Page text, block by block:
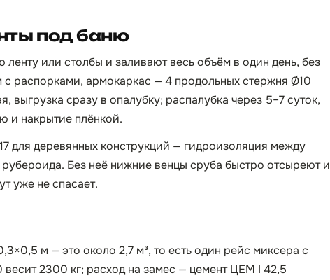
под баню
или столбы и заливают весь объём в один день, без
распорками, армокаркас — 4 продольных стержня Ø10
сразу в опалубку; распалубка через 5–7 суток,
и накрытие плёнкой.
для деревянных конструкций — гидроизоляция между
Без неё нижние венцы сруба быстро отсыреют и
уже не спасает.
м — это около 2,7 м³, то есть один рейс миксера с
весит 2300 кг; расход на замес — цемент ЦЕМ I 42,5